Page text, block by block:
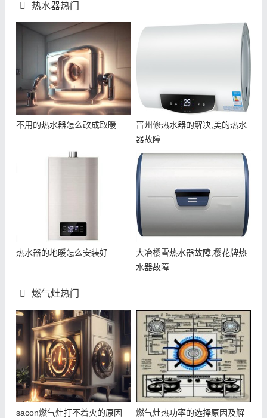
热水器热门
不用的热水器怎么改成取暖
晋州修热水器的解决,美的热水
器故障
热水器的地暖怎么安装好
大冶樱雪热水器故障,樱花牌热
水器故障
燃气灶热门
sacon燃气灶打不着火的原因
燃气灶热功率的选择原因及解